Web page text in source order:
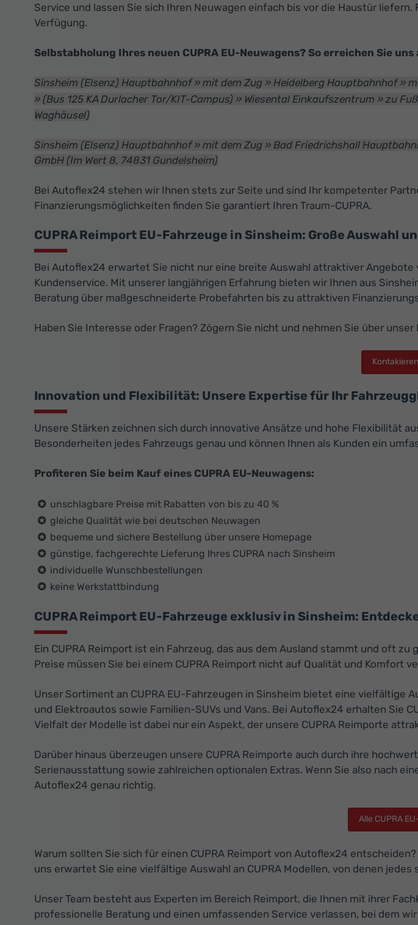
Service und lassen Sie sich Ihren Neuwagen einfach bis vor die Haustür
Verfügung.
Selbstabholung Ihres neuen CUPRA EU-Neuwagens? So erreichen Sie uns
Sinsheim (Elsenz) Hauptbahnhof » mit dem Zug » Heidelberg Hauptbahnhof »
» (Bus 125 KA Durlacher Tor/KIT-Campus) » Wiesental Einkaufszentrum » zu
Waghäusel)
Sinsheim (Elsenz) Hauptbahnhof » mit dem Zug » Bad Friedrichshall
GmbH (Im Wert 8, 74831 Gundelsheim)
Bei Autoflex24 stehen wir Ihnen stets zur Seite und sind Ihr kompetenter
Finanzierungsmöglichkeiten finden Sie garantiert Ihren Traum-CUPRA.
CUPRA Reimport EU-Fahrzeuge in Sinsheim: Große Auswahl
Bei Autoflex24 erwartet Sie nicht nur eine breite Auswahl attraktiver Angebote
Kundenservice. Mit unserer langjährigen Erfahrung bieten wir Ihnen aus
Beratung über maßgeschneiderte Probefahrten bis zu attraktiven
Haben Sie Interesse oder Fragen? Zögern Sie nicht und nehmen Sie über
Innovation und Flexibilität: Unsere Expertise für Ihr
Unsere Stärken zeichnen sich durch innovative Ansätze und hohe Flexibilität
Besonderheiten jedes Fahrzeugs genau und können Ihnen als Kunden ein
Profiteren Sie beim Kauf eines CUPRA EU-Neuwagens:
unschlagbare Preise mit Rabatten von bis zu 40 %
gleiche Qualität wie bei deutschen Neuwagen
bequeme und sichere Bestellung über unsere Homepage
günstige, fachgerechte Lieferung Ihres CUPRA nach Sinsheim
individuelle Wunschbestellungen
keine Werkstattbindung
CUPRA Reimport EU-Fahrzeuge exklusiv in Sinsheim:
Ein CUPRA Reimport ist ein Fahrzeug, das aus dem Ausland stammt und oft
Preise müssen Sie bei einem CUPRA Reimport nicht auf Qualität und Komfort
Unser Sortiment an CUPRA EU-Fahrzeugen in Sinsheim bietet eine vielfältige
und Elektroautos sowie Familien-SUVs und Vans. Bei Autoflex24 erhalten Sie
Vielfalt der Modelle ist dabei nur ein Aspekt, der unsere CUPRA Reimporte
Darüber hinaus überzeugen unsere CUPRA Reimporte auch durch ihre
Serienausstattung sowie zahlreichen optionalen Extras. Wenn Sie also nach
Autoflex24 genau richtig.
Alle CUPRA
Warum sollten Sie sich für einen CUPRA Reimport von Autoflex24
uns erwartet Sie eine vielfältige Auswahl an CUPRA Modellen, von denen
Unser Team besteht aus Experten im Bereich Reimport, die Ihnen mit ihrer
professionelle Beratung und einen umfassenden Service verlassen, bei dem